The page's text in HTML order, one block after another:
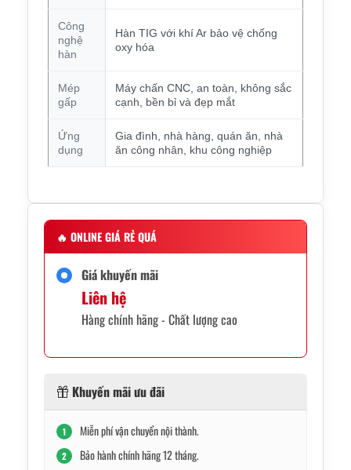
Công
nghệ
hàn
Hàn TIG với khí Ar bảo vệ chống
oxy hóa
Mép
gấp
Máy chấn CNC, an toàn, không sắc
cạnh, bền bỉ và đẹp mắt
Ứng
dụng
Gia đình, nhà hàng, quán ăn, nhà
ăn công nhân, khu công nghiệp
🔥 ONLINE GIÁ RẺ QUÁ
Giá khuyến mãi
Liên hệ
Hàng chính hãng - Chất lượng cao
Khuyến mãi ưu đãi
1 Miễn phí vận chuyển nội thành.
2 Bảo hành chính hãng 12 tháng.